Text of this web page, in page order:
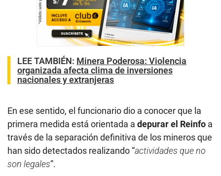
LEE TAMBIÉN: Minera Poderosa: Violencia
organizada afecta clima de inversiones
nacionales y extranjeras
En ese sentido, el funcionario dio a conocer que la
primera medida está orientada a depurar el Reinfo a
través de la separación definitiva de los mineros que
han sido detectados realizando “actividades que no
son legales”.